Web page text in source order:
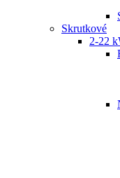
Skrutkové
2-22